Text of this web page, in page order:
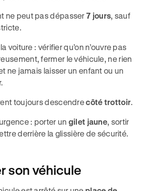
ne peut pas dépasser 7 jours, sauf
voiture : vérifier qu’on n’ouvre pas
fermer le véhicule, ne rien
ne jamais laisser un enfant ou un
toujours descendrecôté trottoir.
: porter un gilet jaune, sortir
derrière la glissière de sécurité.
son véhicule